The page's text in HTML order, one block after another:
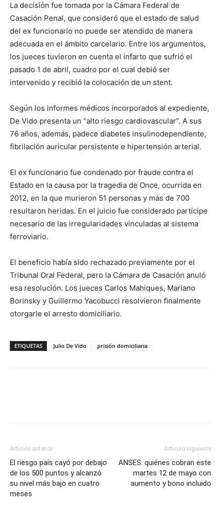
La decisión fue tomada por la Cámara Federal de
Casación Penal, que consideró que el estado de salud
del ex funcionario no puede ser atendido de manera
adecuada en el ámbito carcelario. Entre los argumentos,
los jueces tuvieron en cuenta el infarto que sufrió el
pasado 1 de abril, cuadro por el cual debió ser
intervenido y recibió la colocación de un stent.
Según los informes médicos incorporados al expediente,
De Vido presenta un “alto riesgo cardiovascular”. A sus
76 años, además, padece diabetes insulinodependiente,
fibrilación auricular persistente e hipertensión arterial.
El ex funcionario fue condenado por fraude contra el
Estado en la causa por la tragedia de Once, ocurrida en
2012, en la que murieron 51 personas y más de 700
resultaron heridas. En el juicio fue considerado partícipe
necesario de las irregularidades vinculadas al sistema
ferroviario.
El beneficio había sido rechazado previamente por el
Tribunal Oral Federal, pero la Cámara de Casación anuló
esa resolución. Los jueces Carlos Mahiques, Mariano
Borinsky y Guillermo Yacobucci resolvieron finalmente
otorgarle el arresto domiciliario.
ETIQUETAS Julio De Vido prisión domiciliaria
Artículo anterior
El riesgo país cayó por debajo
de los 500 puntos y alcanzó
su nivel más bajo en cuatro
meses
Artículo siguiente
ANSES: quiénes cobran este
martes 12 de mayo con
aumento y bono incluido